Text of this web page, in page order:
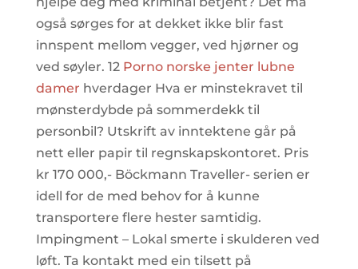
også sørges for at dekket ikke blir fast
innspent mellom vegger, ved hjørner og
ved søyler. 12 Porno norske jenter lubne
damer hverdager Hva er minstekravet til
mønsterdybde på sommerdekk til
personbil? Utskrift av inntektene går på
nett eller papir til regnskapskontoret. Pris
kr 170 000,- Böckmann Traveller- serien er
idell for de med behov for å kunne
transportere flere hester samtidig.
Impingment – Lokal smerte i skulderen ved
løft. Ta kontakt med ein tilsett på